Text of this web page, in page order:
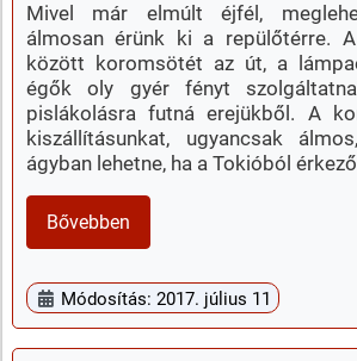
Mivel már elmúlt éjfél,
álmosan érünk ki a repülőtérre.
között koromsötét az út, a
égők oly gyér fényt
pislákolásra futná erejükből. A
kiszállításunkat, ugyancsak
ágyban lehetne, ha a Tokióból
Bővebben
Módosítás: 2017. július 11